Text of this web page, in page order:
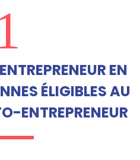
EN
ÉLIGIBLES AU
ENTREPRENEUR